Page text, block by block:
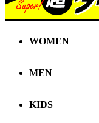
WOMEN
MEN
KIDS